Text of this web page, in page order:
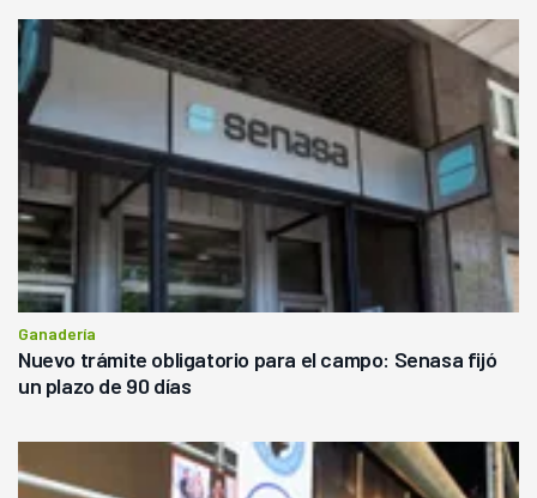
Ganadería
Nuevo trámite obligatorio para el campo: Senasa fijó
un plazo de 90 días